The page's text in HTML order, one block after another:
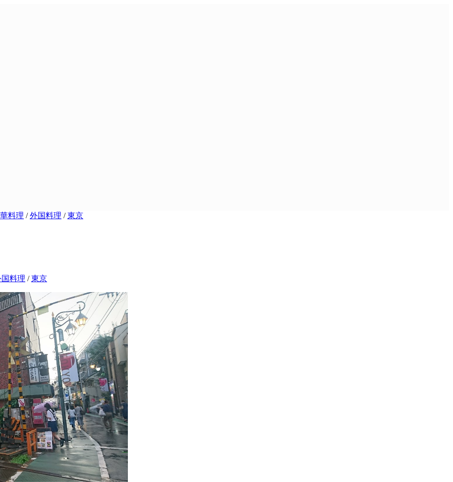
料理 /外国料理 /東京
料理 /東京